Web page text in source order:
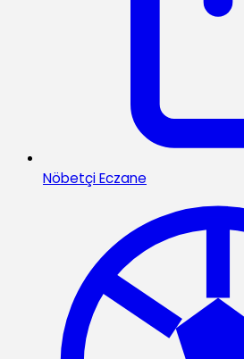
Nöbetçi Eczane